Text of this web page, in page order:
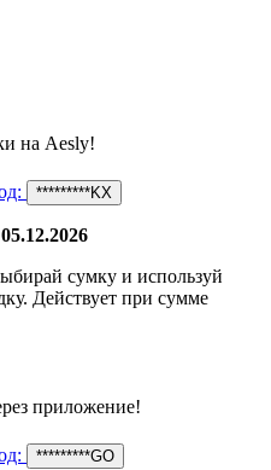
на Aesly!
*********KX
сумку и используй
Действует при сумме
приложение!
*********GO